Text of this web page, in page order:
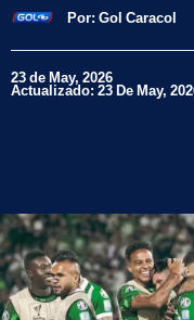
Por: Gol Caracol
23 de May, 2026
Actualizado: 23 De May,